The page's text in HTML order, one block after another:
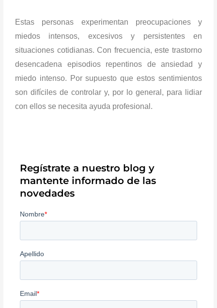
Estas personas experimentan preocupaciones y
miedos intensos, excesivos y persistentes en
situaciones cotidianas. Con frecuencia, este trastorno
desencadena episodios repentinos de ansiedad y
miedo intenso. Por supuesto que estos sentimientos
son difíciles de controlar y, por lo general, para lidiar
con ellos se necesita ayuda profesional.
Regístrate a nuestro blog y
mantente informado de las
novedades